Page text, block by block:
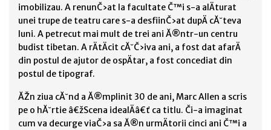
imobilizau. A renunČ›at la facultate Č™i s-a alÄturat
unei trupe de teatru care s-a desfiinČ›at dupÄ cĂ˘teva
luni. A petrecut mai mult de trei ani Ă®ntr-un centru
budist tibetan. A rÄtÄcit cĂ˘Č›iva ani, a fost dat afarÄ
din postul de ajutor de ospÄtar, a fost concediat din
postul de tipograf.
ĂŽn ziua cĂ˘nd a Ă®mplinit 30 de ani, Marc Allen a scris
pe o hĂ˘rtie â€žScena idealÄâ€ť ca titlu. Či-a imaginat
cum va decurge viaČ›a sa Ă®n urmÄtorii cinci ani Č™i a